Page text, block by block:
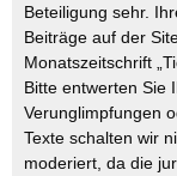
Beteiligung sehr.
Beiträge auf der
Monatszeitschrift
Bitte entwerten Sie
Verunglimpfungen
Texte schalten wir
moderiert, da die